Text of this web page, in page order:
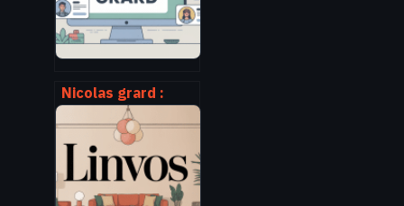
Nicolas grard :
parcours,
expertises et
recherches
associées autour
de ce nom